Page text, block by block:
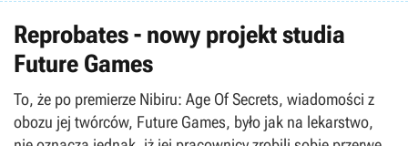
Reprobates - nowy projekt studia
Future Games
To, że po premierze Nibiru: Age Of Secrets, wiadomości z
obozu jej twórców, Future Games, było jak na lekarstwo,